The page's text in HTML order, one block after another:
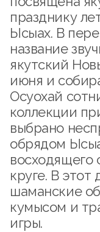
празднику
Ысыах. В
название
якутский
июня и
Осуохай
коллекции
выбрано
обрядом
восходящего
круге. В этот
шаманские
кумысом и
игры.